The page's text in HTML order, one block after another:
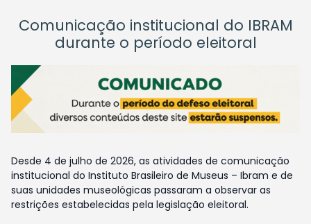
Comunicação institucional do IBRAM
durante o período eleitoral
Desde 4 de julho de 2026, as atividades de comunicação
institucional do Instituto Brasileiro de Museus – Ibram e de
suas unidades museológicas passaram a observar as
restrições estabelecidas pela legislação eleitoral.